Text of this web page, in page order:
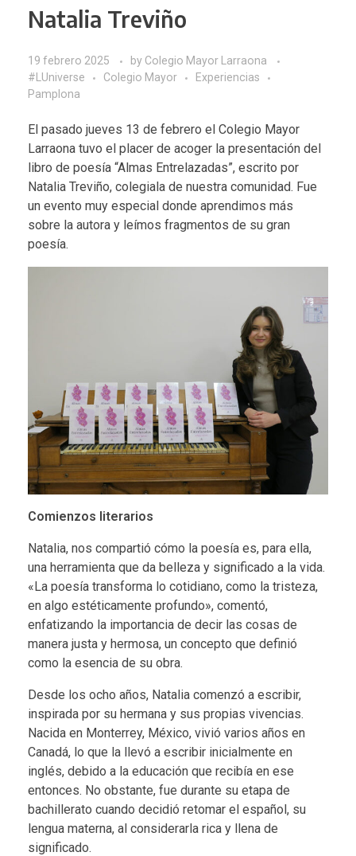
Natalia Treviño
19 febrero 2025 by Colegio Mayor Larraona
#LUniverse
Colegio Mayor
Experiencias
Pamplona
El pasado jueves 13 de febrero el Colegio Mayor
Larraona tuvo el placer de acoger la presentación del
libro de poesía “Almas Entrelazadas”, escrito por
Natalia Treviño, colegiala de nuestra comunidad. Fue
un evento muy especial donde aprendimos más
sobre la autora y leímos fragmentos de su gran
poesía.
Comienzos literarios
Natalia, nos compartió cómo la poesía es, para ella,
una herramienta que da belleza y significado a la vida.
«La poesía transforma lo cotidiano, como la tristeza,
en algo estéticamente profundo», comentó,
enfatizando la importancia de decir las cosas de
manera justa y hermosa, un concepto que definió
como la esencia de su obra.
Desde los ocho años, Natalia comenzó a escribir,
inspirada por su hermana y sus propias vivencias.
Nacida en Monterrey, México, vivió varios años en
Canadá, lo que la llevó a escribir inicialmente en
inglés, debido a la educación que recibía en ese
entonces. No obstante, fue durante su etapa de
bachillerato cuando decidió retomar el español, su
lengua materna, al considerarla rica y llena de
significado.